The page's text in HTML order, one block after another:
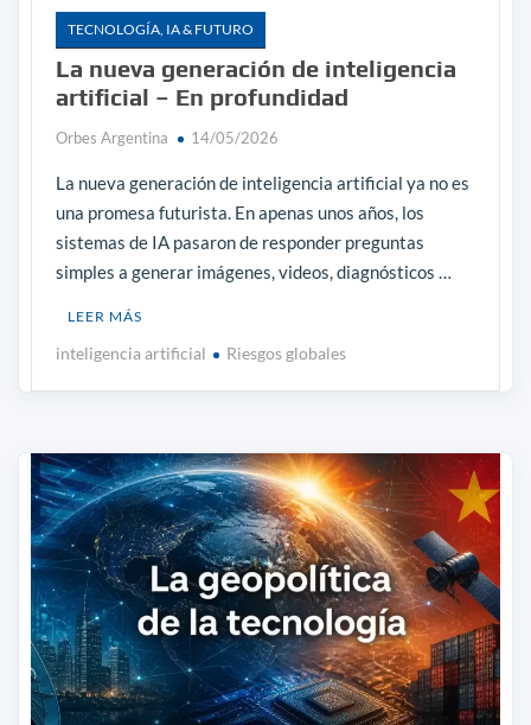
TECNOLOGÍA, IA & FUTURO
La nueva generación de inteligencia
artificial – En profundidad
Orbes Argentina 14/05/2026
La nueva generación de inteligencia artificial ya no es
una promesa futurista. En apenas unos años, los
sistemas de IA pasaron de responder preguntas
simples a generar imágenes, videos, diagnósticos …
LEER MÁS
inteligencia artificial Riesgos globales